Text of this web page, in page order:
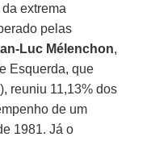
extrema
pelas
Luc Mélenchon,
Esquerda, que
reuniu 11,13% dos
de um
1981. Já o